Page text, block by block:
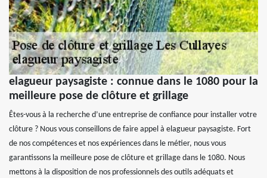
elagueur paysagiste : connue dans le 1080 pour la
meilleure pose de clôture et grillage
Êtes-vous à la recherche d’une entreprise de confiance pour installer votre
clôture ? Nous vous conseillons de faire appel à elagueur paysagiste. Fort
de nos compétences et nos expériences dans le métier, nous vous
garantissons la meilleure pose de clôture et grillage dans le 1080. Nous
mettons à la disposition de nos professionnels des outils adéquats et